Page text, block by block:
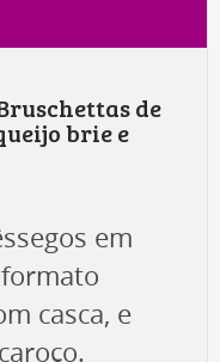
de
brie e
em
casca, e